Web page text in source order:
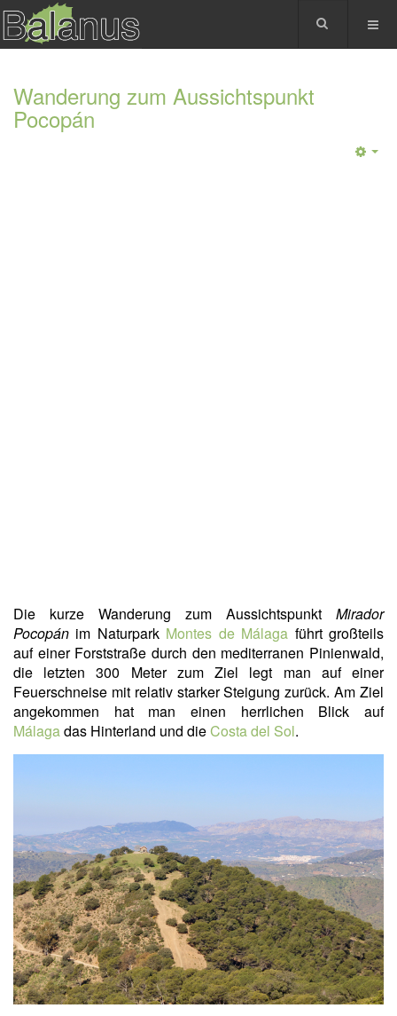
Wanderung zum Aussichtspunkt
Pocopán
Die kurze Wanderung zum Aussichtspunkt Mirador
Pocopán im Naturpark Montes de Málaga führt großteils
auf einer Forststraße durch den mediterranen Pinienwald,
die letzten 300 Meter zum Ziel legt man auf einer
Feuerschneise mit relativ starker Steigung zurück. Am Ziel
angekommen hat man einen herrlichen Blick auf
Málagadas Hinterland und dieCosta del Sol.